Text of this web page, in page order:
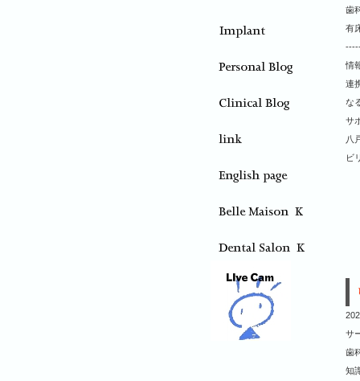
歯
有
情
連
な
サ
八
ビ
サ
歯
知